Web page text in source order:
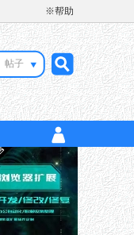
※帮助
帖子
搜
索